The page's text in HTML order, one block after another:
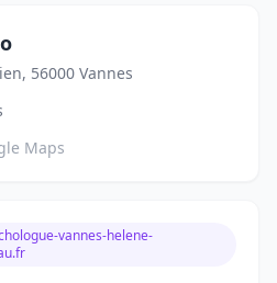
56000 Vannes
Maps
vannes-helene-